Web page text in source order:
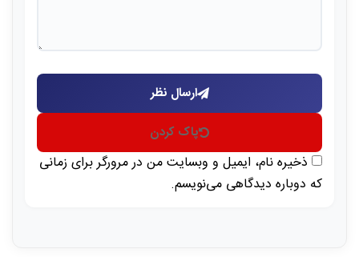
ارسال نظر
پاک کردن
ذخیره نام، ایمیل و وبسایت من در مرورگر برای زمانی
که دوباره دیدگاهی می‌نویسم.